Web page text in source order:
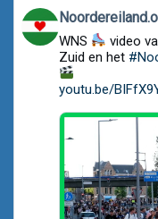
View
post
by
Noordereiland.org
WNS
video
Zuid en het
youtu.be/